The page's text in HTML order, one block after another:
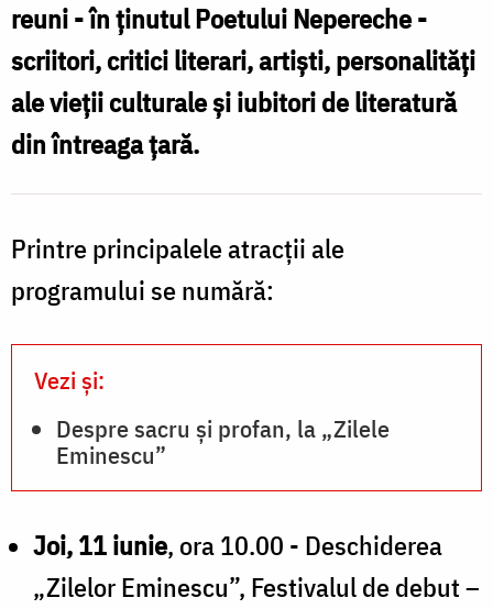
reuni - în ținutul Poetului Nepereche -
scriitori, critici literari, artiști, personalități
ale vieții culturale și iubitori de literatură
din întreaga țară.
Printre principalele atracții ale
programului se numără:
Vezi și:
Despre sacru și profan, la „Zilele
Eminescu”
Joi, 11 iunie, ora 10.00 - Deschiderea
„Zilelor Eminescu”, Festivalul de debut –